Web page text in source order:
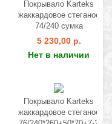
Покрывало Karteks
жаккардовое стеганое
74/240 сумка
5 230,00 р.
Нет в наличии
Покрывало Karteks
жаккардовое стеганое